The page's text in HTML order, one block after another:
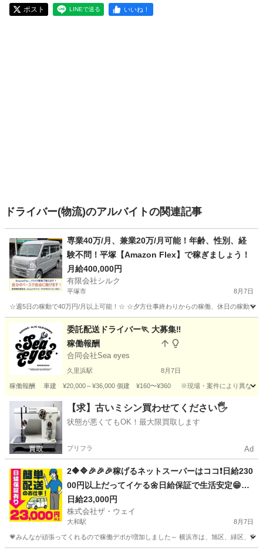
ポスト LINEで送る いいね！
ドライバー(物流)のアルバイトの関連記事
専業40万/月、兼業20万/月可能！年齢、性別、経
験不問！平塚【Amazon Flex】で稼ぎましょう！
月給400,000円
有限会社シルク
平塚市 8月7日
☆週5日の稼動で40万円/月以上可能！☆ ☆夕方仕事終わりからの稼働、休日の稼動で
神奈川 平塚市 配送 Amazon
委託配送ドライバー🏃 大募集‼️
稼働報酬
合同会社Sea eyes
久里浜駅 8月7日
稼働報酬 車建 ¥20,000～¥36,000 個建 ¥160〜¥360 ※現場・案件により異なる 月
神奈川 横須賀市 久里浜駅 配送 一人
【求】古いミシン買わせてください🖐️
状態が悪くてもOK！最大限買取します
プリフラ Ad
2🔶🔷🎉🎉🎉稼げるネットスーパーはココ❗️日給230
00円以上だってイケる🌼日給保証で生活安定😁😁
😁
日給23,000円
株式会社ザ・ウェイ
大和駅 8月7日
💗みんなが頑張ってくれるので稼働デポが増加しました～ 横浜市は、旭区、緑区、